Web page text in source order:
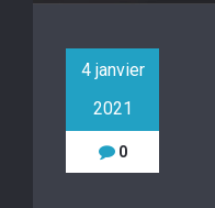
4 janvier
2021
0